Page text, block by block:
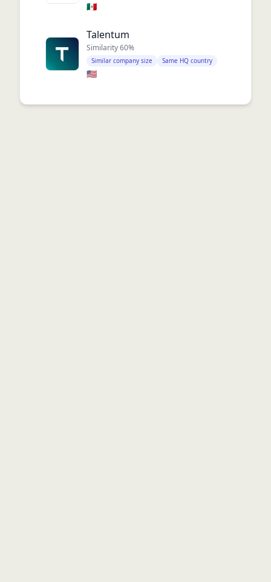
🇲🇽
Talentum
Similarity60%
Similar company size Same HQ country
🇺🇸